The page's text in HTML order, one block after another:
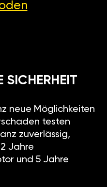
SICHERHEIT
neue Möglichkeiten
testen
zuverlässig,
Jahre
und 5 Jahre